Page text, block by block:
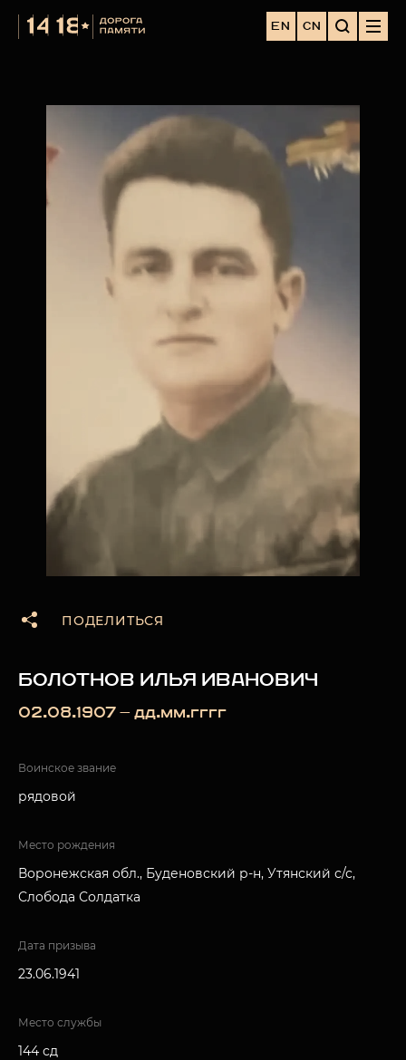
EN CN
ПОДЕЛИТЬСЯ
БОЛОТНОВ ИЛЬЯ ИВАНОВИЧ
02.08.1907 — дд.мм.гггг
Воинское звание
рядовой
Место рождения
Воронежская обл., Буденовский р-н, Утянский с/с,
Слобода Солдатка
Дата призыва
23.06.1941
Место службы
144 сд